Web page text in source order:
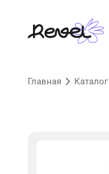
Главная Каталог